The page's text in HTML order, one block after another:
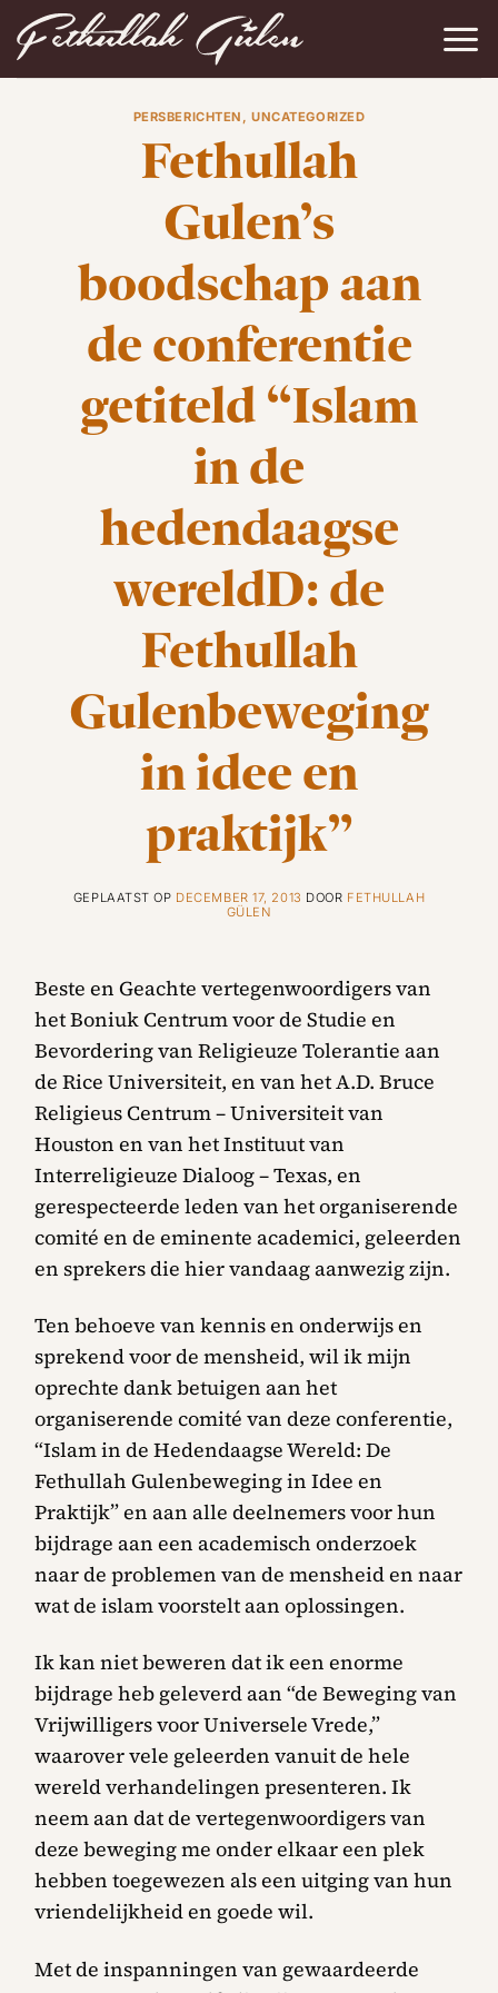
naar
inhoud
PERSBERICHTEN ,UNCATEGORIZED
Fethullah
Gulen’s
boodschap aan
de conferentie
getiteld “Islam
in de
hedendaagse
wereldD: de
Fethullah
Gulenbeweging
in idee en
praktijk”
GEPLAATST OP DECEMBER 17, 2013 DOOR FETHULLAH
GÜLEN
Beste en Geachte vertegenwoordigers van
het Boniuk Centrum voor de Studie en
Bevordering van Religieuze Tolerantie aan
de Rice Universiteit, en van het A.D. Bruce
Religieus Centrum – Universiteit van
Houston en van het Instituut van
Interreligieuze Dialoog – Texas, en
gerespecteerde leden van het organiserende
comité en de eminente academici, geleerden
en sprekers die hier vandaag aanwezig zijn.
Ten behoeve van kennis en onderwijs en
sprekend voor de mensheid, wil ik mijn
oprechte dank betuigen aan het
organiserende comité van deze conferentie,
“Islam in de Hedendaagse Wereld: De
Fethullah Gulenbeweging in Idee en
Praktijk” en aan alle deelnemers voor hun
bijdrage aan een academisch onderzoek
naar de problemen van de mensheid en naar
wat de islam voorstelt aan oplossingen.
Ik kan niet beweren dat ik een enorme
bijdrage heb geleverd aan “de Beweging van
Vrijwilligers voor Universele Vrede,”
waarover vele geleerden vanuit de hele
wereld verhandelingen presenteren. Ik
neem aan dat de vertegenwoordigers van
deze beweging me onder elkaar een plek
hebben toegewezen als een uitging van hun
vriendelijkheid en goede wil.
Met de inspanningen van gewaardeerde